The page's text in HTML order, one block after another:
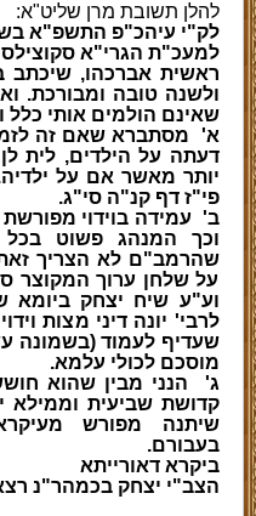
להלן תשובת מרן שליט"א:
לק"י עיהכ"פ התשפ"א
למעכ"ת הגרי"א
ראשית אברכהו, שיכתב
ולשנה טובה ומבורכת.
שאינם הולמים אותי כלל
א'
מסתברא שאם זה
דעתה על הילדים, לית
יותר מאשר אם על
פי"ז דף קנ"ה סי"ג.
ב' עמידה בוידוי
וכך המנהג פשוט בכל
שהרמב"ם לא הצריך זאת
על שלחן ערוך המקוצר
וע"ע שיח יצחק
לרבי' יונה דיני מצות
שעדיף לעמוד (בשמונה
מוסכם לכולי עלמא.
ג'
הנני מבין שהוא
קדושת שביעית וממילא
שיתנה מפורש
בעבורם.
ביקרא דאורייתא
הצב"י יצחק בכמהר"נ